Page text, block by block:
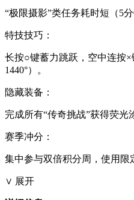
“极限摄影”类任务耗时短（5
特技技巧：
长按○键蓄力跳跃，空中连按
1440°）。
隐藏装备：
完成所有“传奇挑战”获得荧光
赛季冲分：
集中参与双倍积分周，使用限
∨ 展开